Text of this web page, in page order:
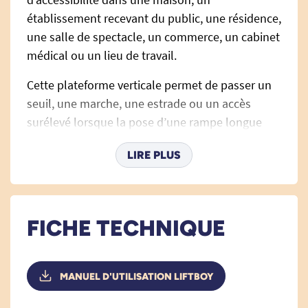
établissement recevant du public, une résidence,
une salle de spectacle, un commerce, un cabinet
médical ou un lieu de travail.
Cette plateforme verticale permet de passer un
seuil, une marche, une estrade ou un accès
surélevé lorsque la pose d’une rampe longue
n’est pas possible ou lorsque l’espace disponible
est limité. Avec sa conception compacte et
de nombreux lieux, même lorsque
hauteur allant jusqu’à970 mm. Il existe en
plusieurs versions pour s’adapter au dénivelé, à
LIRE PLUS
FICHE TECHNIQUE
MANUEL D'UTILISATION LIFTBOY